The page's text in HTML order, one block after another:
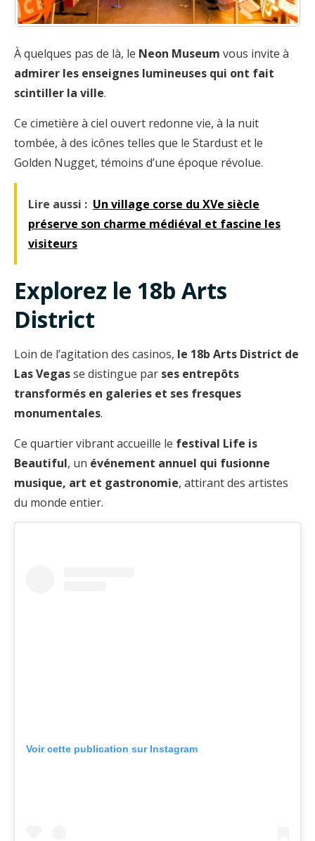
À quelques pas de là, le Neon Museum vous invite à
admirer les enseignes lumineuses qui ont fait
scintiller la ville.
Ce cimetière à ciel ouvert redonne vie, à la nuit
tombée, à des icônes telles que le Stardust et le
Golden Nugget, témoins d’une époque révolue.
Lire aussi : Un village corse du XVe siècle
préserve son charme médiéval et fascine les
visiteurs
Explorez le 18b Arts
District
Loin de l’agitation des casinos, le 18b Arts District de
Las Vegasse distingue par ses entrepôts
transformés en galeries et ses fresques
monumentales.
Ce quartier vibrant accueille le festival Life is
Beautiful, un événement annuel qui fusionne
musique, art et gastronomie, attirant des artistes
du monde entier.
Voir cette publication sur Instagram